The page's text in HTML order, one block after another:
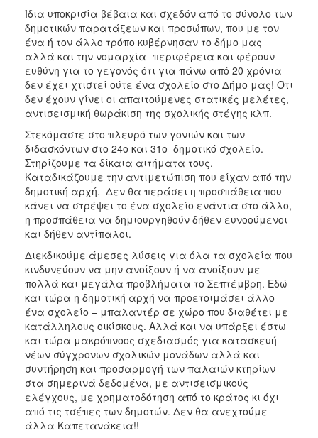
Ίδια υποκρισία βέβαια και σχεδόν από το σύνολο των
δημοτικών παρατάξεων και προσώπων, που με τον
ένα ή τον άλλο τρόπο κυβέρνησαν το δήμο μας
αλλά και την νομαρχία- περιφέρεια και φέρουν
ευθύνη για το γεγονός ότι για πάνω από 20 χρόνια
δεν έχει χτιστεί ούτε ένα σχολείο στο Δήμο μας! Ότι
δεν έχουν γίνει οι απαιτούμενες στατικές μελέτες,
αντισεισμική θωράκιση της σχολικής στέγης κλπ.
Στεκόμαστε στο πλευρό των γονιών και των
διδασκόντων στο 24ο και 31ο δημοτικό σχολείο.
Στηρίζουμε τα δίκαια αιτήματα τους.
Καταδικάζουμε την αντιμετώπιση που είχαν από την
δημοτική αρχή. Δεν θα περάσει η προσπάθεια που
κάνει να στρέψει το ένα σχολείο ενάντια στο άλλο,
η προσπάθεια να δημιουργηθούν δήθεν ευνοούμενοι
και δήθεν αντίπαλοι.
Διεκδικούμε άμεσες λύσεις για όλα τα σχολεία που
κινδυνεύουν να μην ανοίξουν ή να ανοίξουν με
πολλά και μεγάλα προβλήματα το Σεπτέμβρη. Εδώ
και τώρα η δημοτική αρχή να προετοιμάσει άλλο
ένα σχολείο – μπαλαντέρ σε χώρο που διαθέτει με
κατάλληλους οικίσκους. Αλλά και να υπάρξει έστω
και τώρα μακρόπνοος σχεδιασμός για κατασκευή
νέων σύγχρονων σχολικών μονάδων αλλά και
συντήρηση και προσαρμογή των παλαιών κτηρίων
στα σημερινά δεδομένα, με αντισεισμικούς
ελέγχους, με χρηματοδότηση από το κράτος κι όχι
από τις τσέπες των δημοτών. Δεν θα ανεχτούμε
άλλα Καπετανάκεια!!